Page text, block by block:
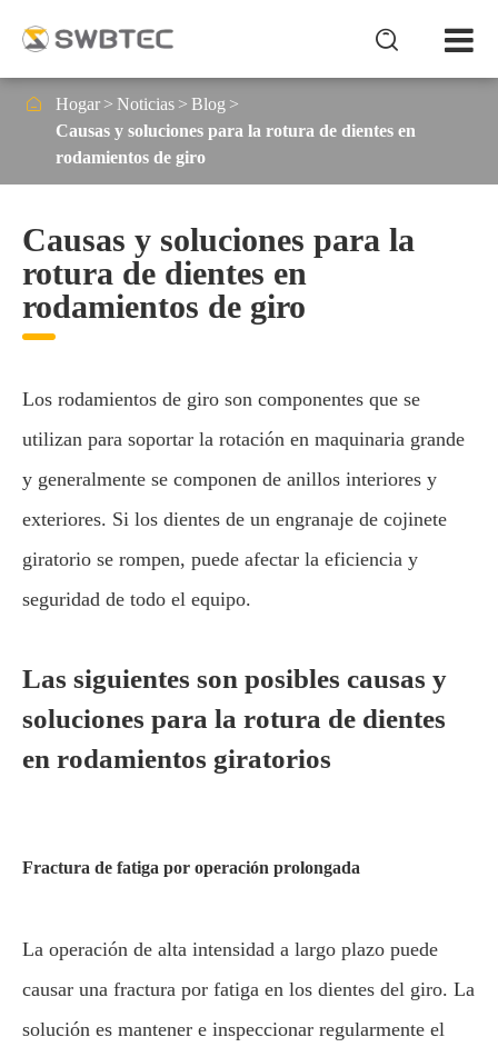

 Hogar Noticias
Blog
Causas y soluciones para la rotura de dientes en
rodamientos de giro
Causas y soluciones para la
rotura de dientes en
rodamientos de giro
Los rodamientos de giro son componentes que se
utilizan para soportar la rotación en maquinaria grande
y generalmente se componen de anillos interiores y
exteriores. Si los dientes de un engranaje de cojinete
giratorio se rompen, puede afectar la eficiencia y
seguridad de todo el equipo.
Las siguientes son posibles causas y
soluciones para la rotura de dientes
en rodamientos giratorios
Fractura de fatiga por operación prolongada
La operación de alta intensidad a largo plazo puede
causar una fractura por fatiga en los dientes del giro. La
solución es mantener e inspeccionar regularmente el